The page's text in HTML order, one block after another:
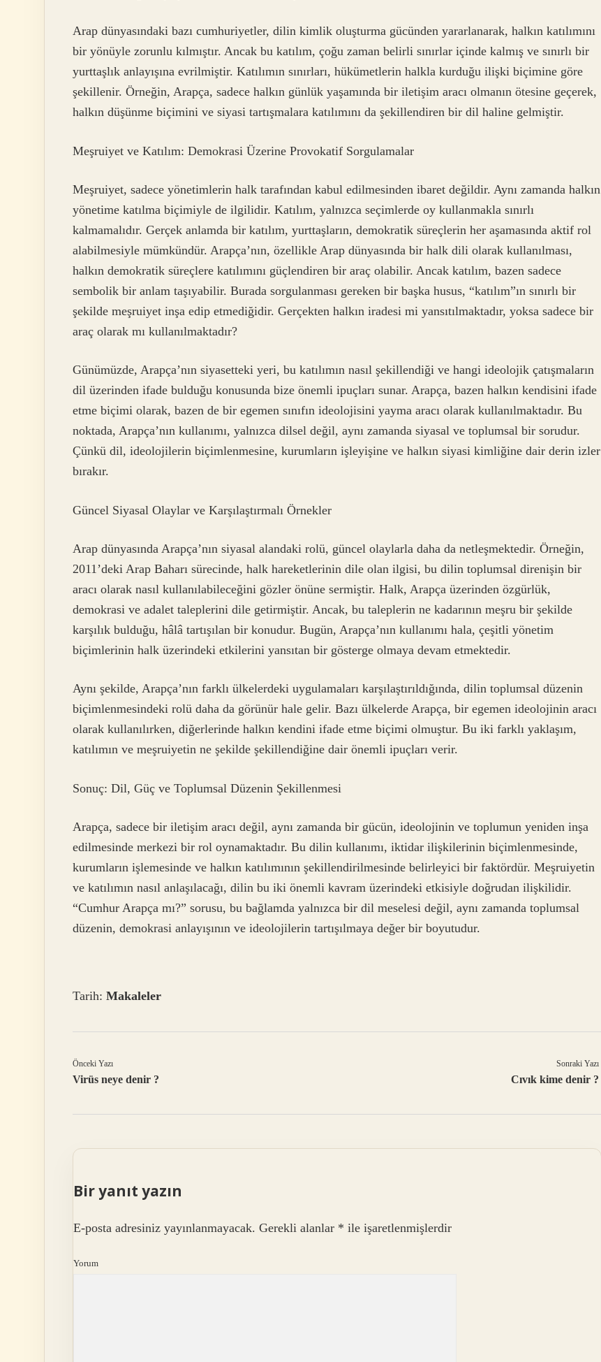
Arap dünyasındaki bazı cumhuriyetler, dilin kimlik oluşturma gücünden yararlanarak, halkın katılımını
bir yönüyle zorunlu kılmıştır. Ancak bu katılım, çoğu zaman belirli sınırlar içinde kalmış ve sınırlı bir
yurttaşlık anlayışına evrilmiştir. Katılımın sınırları, hükümetlerin halkla kurduğu ilişki biçimine göre
şekillenir. Örneğin, Arapça, sadece halkın günlük yaşamında bir iletişim aracı olmanın ötesine geçerek,
halkın düşünme biçimini ve siyasi tartışmalara katılımını da şekillendiren bir dil haline gelmiştir.
Meşruiyet ve Katılım: Demokrasi Üzerine Provokatif Sorgulamalar
Meşruiyet, sadece yönetimlerin halk tarafından kabul edilmesinden ibaret değildir. Aynı zamanda halkın
yönetime katılma biçimiyle de ilgilidir. Katılım, yalnızca seçimlerde oy kullanmakla sınırlı
kalmamalıdır. Gerçek anlamda bir katılım, yurttaşların, demokratik süreçlerin her aşamasında aktif rol
alabilmesiyle mümkündür. Arapça’nın, özellikle Arap dünyasında bir halk dili olarak kullanılması,
halkın demokratik süreçlere katılımını güçlendiren bir araç olabilir. Ancak katılım, bazen sadece
sembolik bir anlam taşıyabilir. Burada sorgulanması gereken bir başka husus, “katılım”ın sınırlı bir
şekilde meşruiyet inşa edip etmediğidir. Gerçekten halkın iradesi mi yansıtılmaktadır, yoksa sadece bir
araç olarak mı kullanılmaktadır?
Günümüzde, Arapça’nın siyasetteki yeri, bu katılımın nasıl şekillendiği ve hangi ideolojik çatışmaların
dil üzerinden ifade bulduğu konusunda bize önemli ipuçları sunar. Arapça, bazen halkın kendisini ifade
etme biçimi olarak, bazen de bir egemen sınıfın ideolojisini yayma aracı olarak kullanılmaktadır. Bu
noktada, Arapça’nın kullanımı, yalnızca dilsel değil, aynı zamanda siyasal ve toplumsal bir sorudur.
Çünkü dil, ideolojilerin biçimlenmesine, kurumların işleyişine ve halkın siyasi kimliğine dair derin izler
bırakır.
Güncel Siyasal Olaylar ve Karşılaştırmalı Örnekler
Arap dünyasında Arapça’nın siyasal alandaki rolü, güncel olaylarla daha da netleşmektedir. Örneğin,
2011’deki Arap Baharı sürecinde, halk hareketlerinin dile olan ilgisi, bu dilin toplumsal direnişin bir
aracı olarak nasıl kullanılabileceğini gözler önüne sermiştir. Halk, Arapça üzerinden özgürlük,
demokrasi ve adalet taleplerini dile getirmiştir. Ancak, bu taleplerin ne kadarının meşru bir şekilde
karşılık bulduğu, hâlâ tartışılan bir konudur. Bugün, Arapça’nın kullanımı hala, çeşitli yönetim
biçimlerinin halk üzerindeki etkilerini yansıtan bir gösterge olmaya devam etmektedir.
Aynı şekilde, Arapça’nın farklı ülkelerdeki uygulamaları karşılaştırıldığında, dilin toplumsal düzenin
biçimlenmesindeki rolü daha da görünür hale gelir. Bazı ülkelerde Arapça, bir egemen ideolojinin aracı
olarak kullanılırken, diğerlerinde halkın kendini ifade etme biçimi olmuştur. Bu iki farklı yaklaşım,
katılımın ve meşruiyetin ne şekilde şekillendiğine dair önemli ipuçları verir.
Sonuç: Dil, Güç ve Toplumsal Düzenin Şekillenmesi
Arapça, sadece bir iletişim aracı değil, aynı zamanda bir gücün, ideolojinin ve toplumun yeniden inşa
edilmesinde merkezi bir rol oynamaktadır. Bu dilin kullanımı, iktidar ilişkilerinin biçimlenmesinde,
kurumların işlemesinde ve halkın katılımının şekillendirilmesinde belirleyici bir faktördür. Meşruiyetin
ve katılımın nasıl anlaşılacağı, dilin bu iki önemli kavram üzerindeki etkisiyle doğrudan ilişkilidir.
“Cumhur Arapça mı?” sorusu, bu bağlamda yalnızca bir dil meselesi değil, aynı zamanda toplumsal
düzenin, demokrasi anlayışının ve ideolojilerin tartışılmaya değer bir boyutudur.
Tarih: Makaleler
Önceki Yazı
Virüs neye denir ?
Sonraki Yazı
Cıvık kime denir ?
Bir yanıt yazın
E-posta adresiniz yayınlanmayacak. Gerekli alanlar * ile işaretlenmişlerdir
Yorum